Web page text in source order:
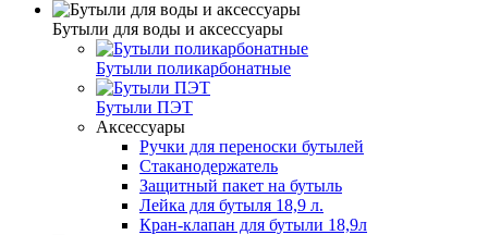
Бутыли для воды и аксессуары
Бутыли поликарбонатные
Бутыли ПЭТ
Аксессуары
Ручки для переноски бутылей
Стаканодержатель
Защитный пакет на бутыль
Лейка для бутыля 18,9 л.
Кран-клапан для бутыли 18,9л